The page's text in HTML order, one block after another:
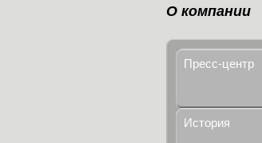
О компании
Пресс-центр
История